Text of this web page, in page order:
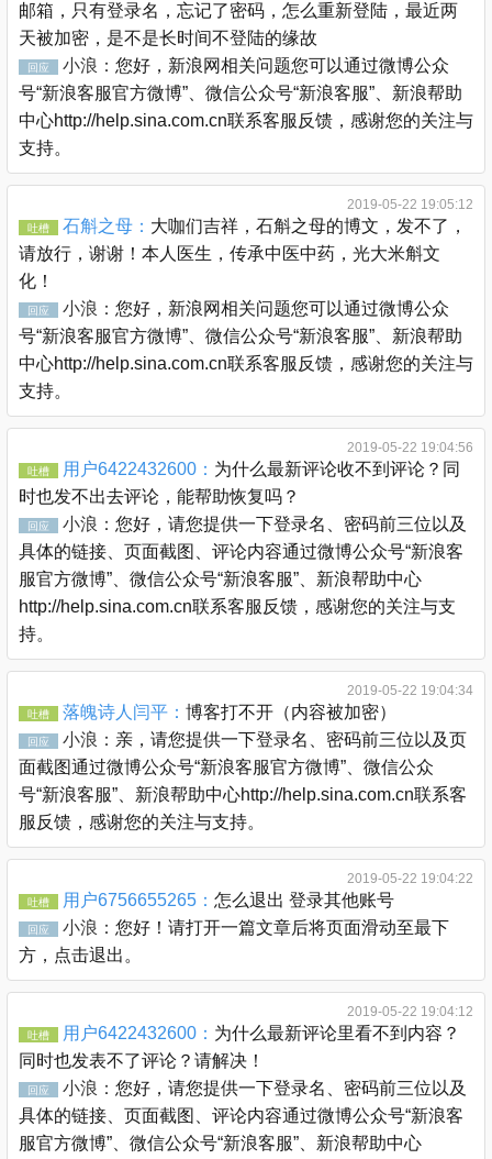
邮箱，只有登录名，忘记了密码，怎么重新登陆，最近两
天被加密，是不是长时间不登陆的缘故
回应 小浪： 您好，新浪网相关问题您可以通过微博公众
号“新浪客服官方微博”、微信公众号“新浪客服”、新浪帮助
中心http://help.sina.com.cn联系客服反馈，感谢您的关注与
支持。
2019-05-22 19:05:12
吐槽 石斛之母： 大咖们吉祥，石斛之母的博文，发不了，
请放行，谢谢！本人医生，传承中医中药，光大米斛文
化！
回应 小浪： 您好，新浪网相关问题您可以通过微博公众
号“新浪客服官方微博”、微信公众号“新浪客服”、新浪帮助
中心http://help.sina.com.cn联系客服反馈，感谢您的关注与
支持。
2019-05-22 19:04:56
吐槽 用户6422432600： 为什么最新评论收不到评论？同
时也发不出去评论，能帮助恢复吗？
回应 小浪： 您好，请您提供一下登录名、密码前三位以及
具体的链接、页面截图、评论内容通过微博公众号“新浪客
服官方微博”、微信公众号“新浪客服”、新浪帮助中心
http://help.sina.com.cn联系客服反馈，感谢您的关注与支
持。
2019-05-22 19:04:34
吐槽 落魄诗人闫平： 博客打不开（内容被加密）
回应 小浪： 亲，请您提供一下登录名、密码前三位以及页
面截图通过微博公众号“新浪客服官方微博”、微信公众
号“新浪客服”、新浪帮助中心http://help.sina.com.cn联系客
服反馈，感谢您的关注与支持。
2019-05-22 19:04:22
吐槽 用户6756655265： 怎么退出 登录其他账号
回应 小浪： 您好！请打开一篇文章后将页面滑动至最下
方，点击退出。
2019-05-22 19:04:12
吐槽 用户6422432600： 为什么最新评论里看不到内容？
同时也发表不了评论？请解决！
回应 小浪： 您好，请您提供一下登录名、密码前三位以及
具体的链接、页面截图、评论内容通过微博公众号“新浪客
服官方微博”、微信公众号“新浪客服”、新浪帮助中心